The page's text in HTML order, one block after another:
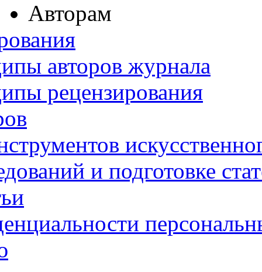
Авторам
авторов журнала
рецензирования
и подготовке